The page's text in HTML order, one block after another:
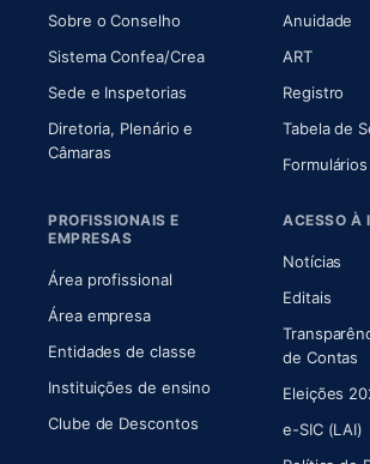
Sobre o Conselho(abre em nova aba)
Sistema Confea/Crea(abre em nova aba)
Sede e Inspetorias
Diretoria, Plenário e
Câmaras(abre em nova aba)
Anuidade
ART(abre
Registro
Tabela de
Formulários
PROFISSIONAIS E
EMPRESAS
Área profissional
Área empresa
Entidades de classe
Instituições de ensino
Clube de Descontos
ACESSO À
Notícias
Editais
de Contas
Eleições
e-SIC (LAI)